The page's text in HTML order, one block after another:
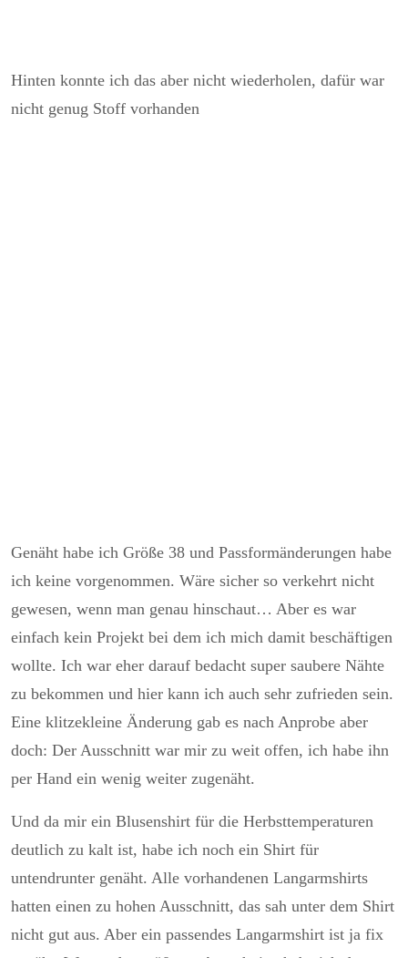
Hinten konnte ich das aber nicht wiederholen, dafür war
nicht genug Stoff vorhanden
Genäht habe ich Größe 38 und Passformänderungen habe
ich keine vorgenommen. Wäre sicher so verkehrt nicht
gewesen, wenn man genau hinschaut… Aber es war
einfach kein Projekt bei dem ich mich damit beschäftigen
wollte. Ich war eher darauf bedacht super saubere Nähte
zu bekommen und hier kann ich auch sehr zufrieden sein.
Eine klitzekleine Änderung gab es nach Anprobe aber
doch: Der Ausschnitt war mir zu weit offen, ich habe ihn
per Hand ein wenig weiter zugenäht.
Und da mir ein Blusenshirt für die Herbsttemperaturen
deutlich zu kalt ist, habe ich noch ein Shirt für
untendrunter genäht. Alle vorhandenen Langarmshirts
hatten einen zu hohen Ausschnitt, das sah unter dem Shirt
nicht gut aus. Aber ein passendes Langarmshirt ist ja fix